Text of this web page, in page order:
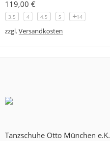
119,00 €
3.5 4 4.5 5 14
zzgl.Versandkosten
Tanzschuhe Otto München e.K.